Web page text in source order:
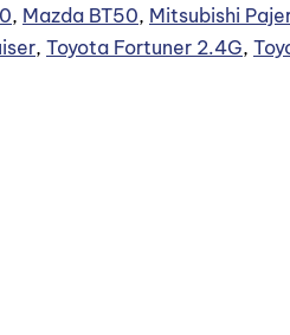
, Mazda BT50, Mitsubishi
, Toyota Fortuner 2.4G,